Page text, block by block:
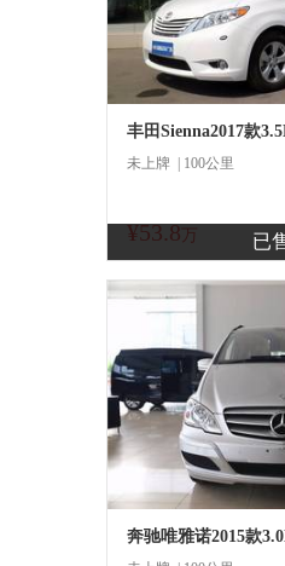
已
丰田Sienna2017款
未上牌 | 100公里
¥53.8 万 商
奔驰唯雅诺2015款